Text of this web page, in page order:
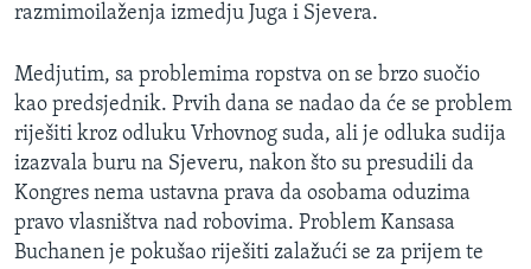
PRATITE NAS
Jezici
razmimoilaženja izmedju Juga i Sjevera.
Medjutim, sa problemima ropstva on se brzo suočio
kao predsjednik. Prvih dana se nadao da će se problem
riješiti kroz odluku Vrhovnog suda, ali je odluka sudija
izazvala buru na Sjeveru, nakon što su presudili da
Kongres nema ustavna prava da osobama oduzima
pravo vlasništva nad robovima. Problem Kansasa
Buchanen je pokušao riješiti zalažući se za prijem te